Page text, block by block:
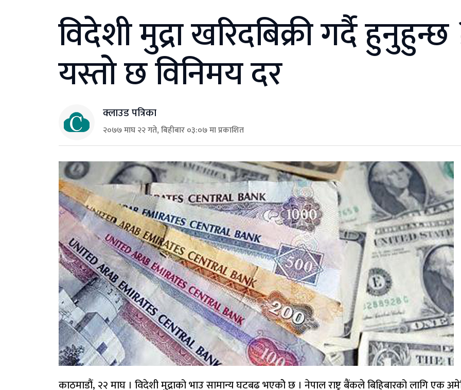
विदेशी मुद्रा खरिदबिक्री गर्दै हुनुहुन्छ
यस्तो छ विनिमय दर
क्लाउड पत्रिका
२०७७ माघ २२ गते, बिहीबार ०३:०७ मा प्रकाशित
काठमाडौं, २२ माघ । विदेशी मुद्राको भाउ सामान्य घटबढ भएकोे छ । नेपाल राष्ट्र बैंकले बिहिबारको लागि एक